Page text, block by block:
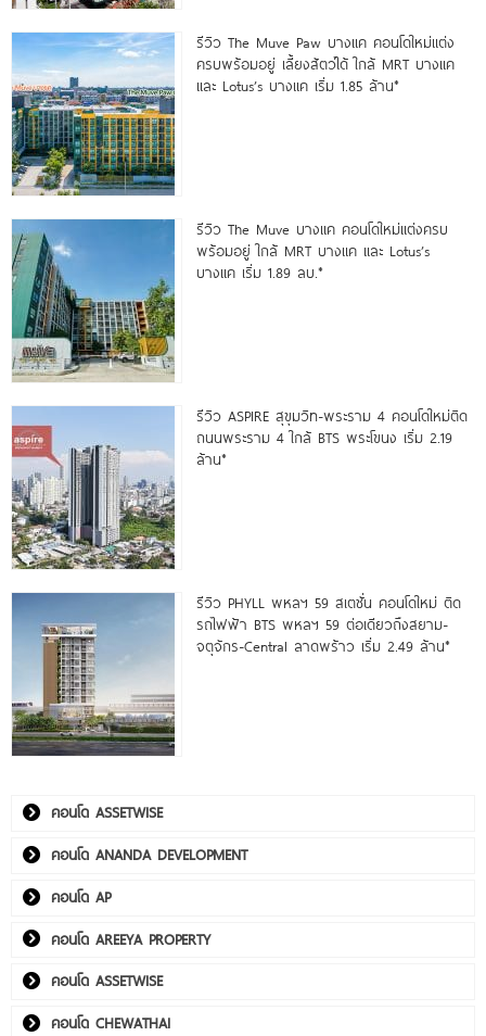
รีวิว The Muve Paw บางแค คอนโดใหม่แต่ง
ครบพร้อมอยู่ เลี้ยงสัตว์ได้ ใกล้ MRT บางแค
และ Lotus’s บางแค เริ่ม 1.85 ล้าน*
รีวิว The Muve บางแค คอนโดใหม่แต่งครบ
พร้อมอยู่ ใกล้ MRT บางแค และ Lotus’s
บางแค เริ่ม 1.89 ลบ.*
รีวิว ASPIRE สุขุมวิท-พระราม 4 คอนโดใหม่ติด
ถนนพระราม 4 ใกล้ BTS พระโขนง เริ่ม 2.19
ล้าน*
รีวิว PHYLL พหลฯ 59 สเตชั่น คอนโดใหม่ ติด
รถไฟฟ้า BTS พหลฯ 59 ต่อเดียวถึงสยาม-
จตุจักร-Central ลาดพร้าว เริ่ม 2.49 ล้าน*
คอนโด ASSETWISE
คอนโด ANANDA DEVELOPMENT
คอนโด AP
คอนโด AREEYA PROPERTY
คอนโด ASSETWISE
คอนโด CHEWATHAI